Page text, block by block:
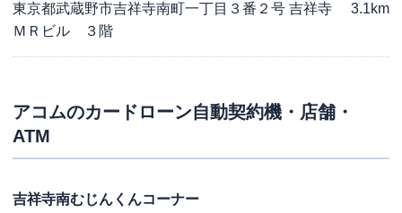
東京都武蔵野市吉祥寺南町一丁目３番２号 吉祥寺
ＭＲビル ３階
3.1km
アコムのカードローン自動契約機・店舗・
ATM
吉祥寺南むじんくんコーナー